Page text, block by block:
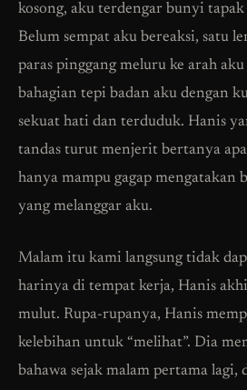
kosong, aku terdengar bunyi
Belum sempat aku bereaksi, satu
paras pinggang meluru ke arah
bahagian tepi badan aku dengan
sekuat hati dan terduduk. Hanis
tandas turut menjerit bertanya
hanya mampu gagap mengatakan
yang melanggar aku.
Malam itu kami langsung tidak
harinya di tempat kerja, Hanis
mulut. Rupa-rupanya, Hanis
kelebihan untuk “melihat”. Dia
bahawa sejak malam pertama lagi,